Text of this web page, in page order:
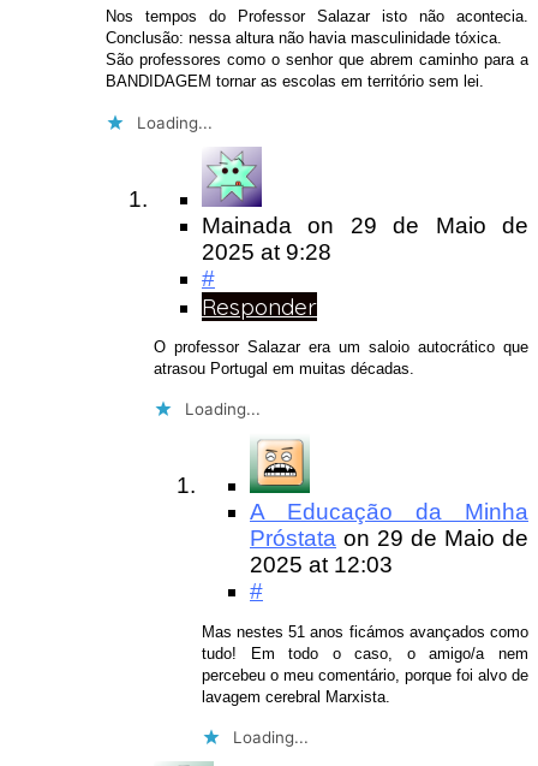
Nos tempos do Professor Salazar isto não acontecia.
Conclusão: nessa altura não havia masculinidade tóxica.
São professores como o senhor que abrem caminho para a
BANDIDAGEM tornar as escolas em território sem lei.
Loading...
Mainada on 29 de Maio de
2025 at 9:28
#
Responder
O professor Salazar era um saloio autocrático que
atrasou Portugal em muitas décadas.
Loading...
A Educação da Minha
Próstata on 29 de Maio de
2025 at 12:03
#
Mas nestes 51 anos ficámos avançados como
tudo! Em todo o caso, o amigo/a nem
percebeu o meu comentário, porque foi alvo de
lavagem cerebral Marxista.
Loading...